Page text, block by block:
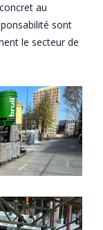
au
sont
le secteur de